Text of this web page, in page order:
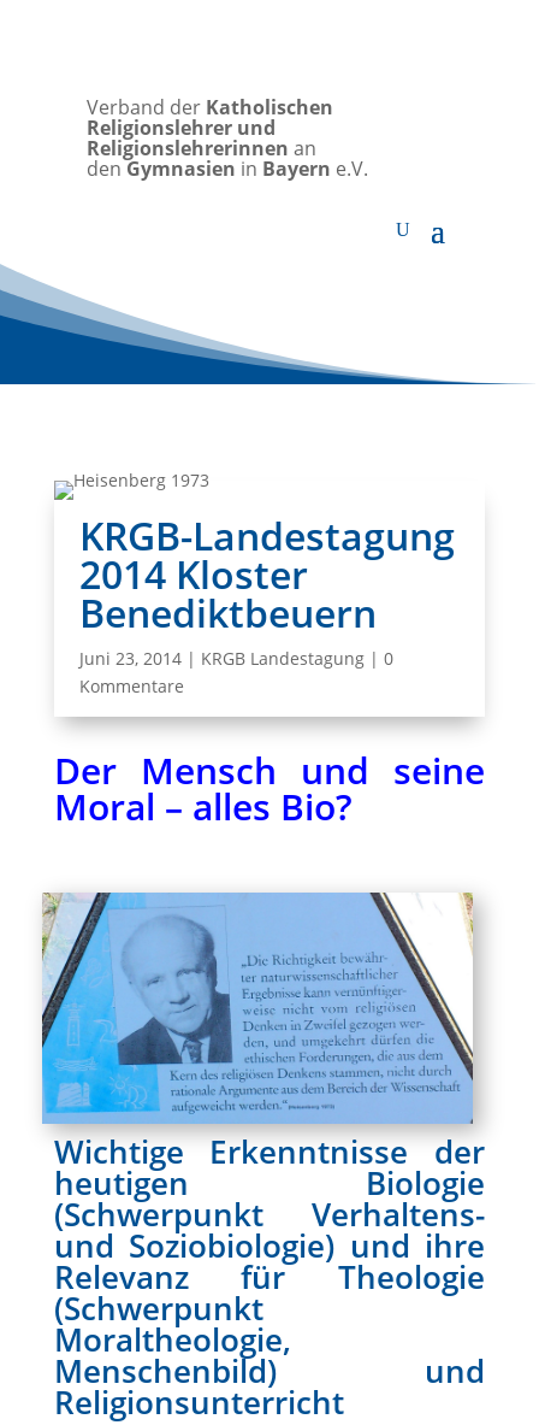
Verband der Katholischen
Religionslehrer und
Religionslehrerinnen an
denGymnasien in Bayern e.V.
KRGB-Landestagung
2014 Kloster
Benediktbeuern
Juni 23, 2014| KRGB Landestagung| 0
Kommentare
Der Mensch und seine
Moral – alles Bio?
Wichtige Erkenntnisse der
heutigen Biologie
(Schwerpunkt Verhaltens-
und Soziobiologie) und ihre
Relevanz für Theologie
(Schwerpunkt
Moraltheologie,
Menschenbild) und
Religionsunterricht